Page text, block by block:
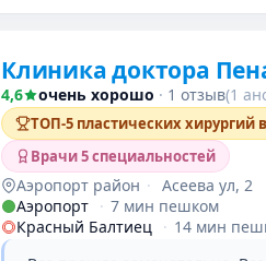
Клиника доктора
4,6 очень хорошо · 1 отзыв(1
ТОП-5 пластических хирургий
Врачи 5 специальностей
Аэропорт район · Асеева ул, 2
Аэропорт · 7 мин пешком
Красный Балтиец · 14 мин